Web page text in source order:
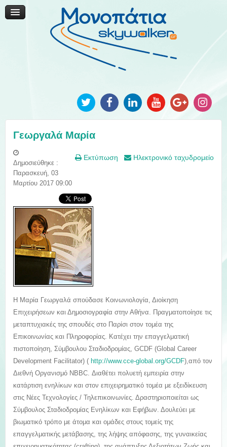
Μονοπάτια Καινοτομίας
Μονοπάτια Τοπικής Ανάπτυξης
Ανακοινώσεις
Φωτογραφίες
Γεωργαλά Μαρία
Εκτύπωση Ηλεκτρονικό ταχυδρομείο
Δημοσιεύθηκε :
Παρασκευή, 03
Μαρτίου 2017 09:00
Η Μαρία Γεωργαλά σπούδασε Κοινωνιολογία, Διοίκηση
Επιχειρήσεων και Δημοσιογραφία στην Αθήνα. Πραγματοποίησε τις
μεταπτυχιακές της σπουδές στο Παρίσι στον τομέα της
Επικοινωνίας και Πληροφορίας. Κατέχει την επαγγελματική
πιστοποίηση, Σύμβουλου Σταδιοδρομίας, GCDF (Global Career
Development Facilitator) ( http://www.cce-global.org/GCDF),από τον
Διεθνή Οργανισμό NBBC. Διαθέτει πολυετή εμπειρία στην
κατάρτιση ενηλίκων και στον επιχειρηματικό τομέα με εξειδίκευση
στις Νέες Τεχνολογίες / Τηλεπικοινωνίες. Δραστηριοποιείται ως
Σύμβουλος Σταδιοδρομίας Ενηλίκων και Εφήβων. Δουλεύει με
βιωματικό τρόπο με άτομα και ομάδες στους τομείς της
επαγγελματικής μετάβασης, της λήψης απόφασης, της γυναικείας